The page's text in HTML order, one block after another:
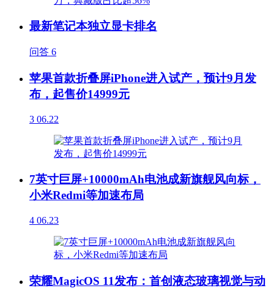
最新笔记本独立显卡排名
问答 6
苹果首款折叠屏iPhone进入试产，预计9月发
布，起售价14999元
3 06.22
7英寸巨屏+10000mAh电池成新旗舰风向标，
小米Redmi等加速布局
4 06.23
荣耀MagicOS 11发布：首创液态玻璃视觉与动